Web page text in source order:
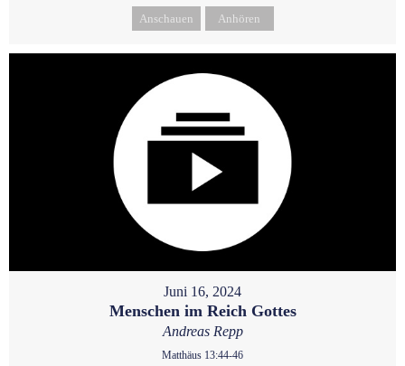
Anschauen Anhören
Juni 16, 2024
Menschen im Reich Gottes
Andreas Repp
Matthäus 13:44-46